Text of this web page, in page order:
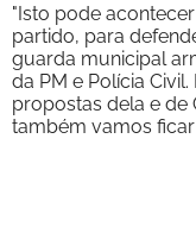
"Isto pode
partido, para
guarda municipal
da PM e Polícia
propostas dela e de
também vamos